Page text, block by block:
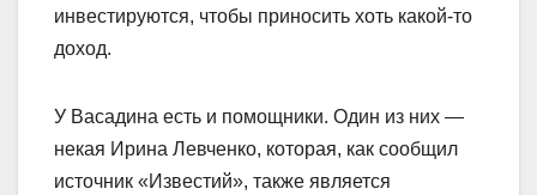
инвестируются, чтобы приносить хоть какой-то
доход.
У Васадина есть и помощники. Один из них —
некая Ирина Левченко, которая, как сообщил
источник «Известий», также является